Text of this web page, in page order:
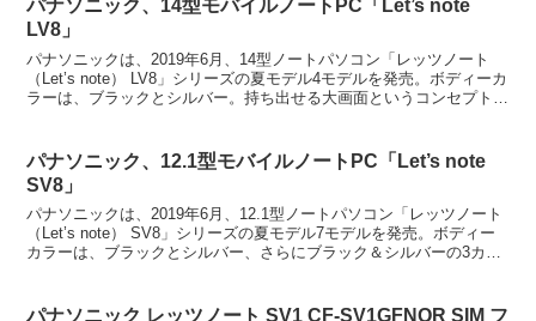
パナソニック、14型モバイルノートPC「Let’s note
LV8」
パナソニックは、2019年6月、14型ノートパソコン「レッツノート
（Let’s note） LV8」シリーズの夏モデル4モデルを発売。ボディーカ
ラーは、ブラックとシルバー。持ち出せる大画面というコンセプトの
パナソニック、12.1型モバイルノートPC「Let’s note
SV8」
パナソニックは、2019年6月、12.1型ノートパソコン「レッツノート
（Let’s note） SV8」シリーズの夏モデル7モデルを発売。ボディー
カラーは、ブラックとシルバー、さらにブラック＆シルバーの3カラ
パナソニック レッツノート SV1 CF-SV1GFNQR SIM フ